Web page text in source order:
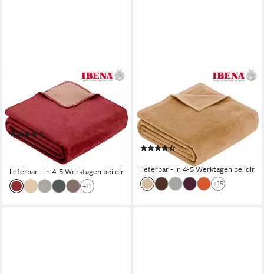
Wohndecke Wohndecke
Doubleface Dublin, in
trendigen Farben
(158)
40,94 € UVP59,99 €
lieferbar - in 4-5 Werktagen bei dir
+11
Wohndecke Luxus,
verschiedene Größen, uni,
Kuscheldecke, Premium,
made in Europe!
(2618)
ab 37,99 €
lieferbar - in 4-5 Werktagen bei dir
+15